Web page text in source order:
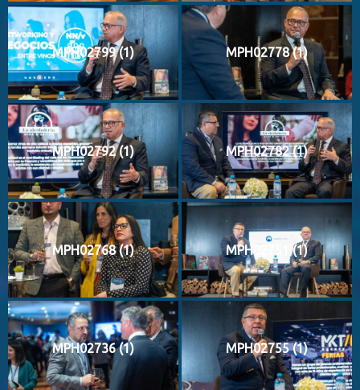
MPH02799 (1) MPH02778 (1)
MPH02792 (1) MPH02782 (1)
MPH02768 (1) MPH02751 (1)
MPH02736 (1) MPH02755 (1)